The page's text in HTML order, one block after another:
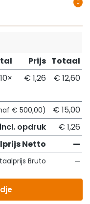
Prijs Totaal
10× € 1,26 € 12,60
€ 500,00)
€ 15,00
opdruk
€ 1,26
Netto
—
Bruto —